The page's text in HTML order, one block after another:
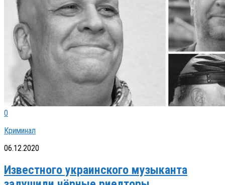
0
Криминал
06.12.2020
Известного украинского музыканта